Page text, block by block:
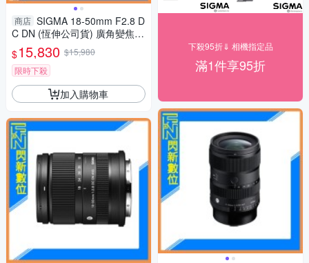
商店 SIGMA 18-50mm F2.8 D
C DN (恆伸公司貨) 廣角變焦鏡
頭 旅遊鏡 APS-C
$15,830 $15,980
限時下殺
加入購物車
下殺95折⇓ 相機指定品
滿1件享95折